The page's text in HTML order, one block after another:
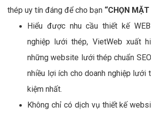
thép uy tín đáng để cho bạn “CHỌN MẶT
Hiểu được nhu cầu thiết kế
nghiệp lưới thép, VietWeb xuất
những website lưới thép chuẩn
nhiều lợi ích cho doanh nghiệp lưới
kiệm nhất.
Không chỉ có dịch vụ thiết kế